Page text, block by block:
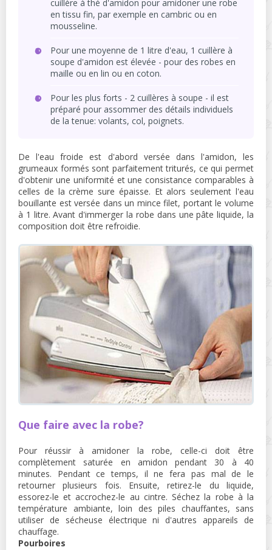
cuillère à thé d'amidon pour amidoner une robe
en tissu fin, par exemple en cambric ou en
mousseline.
Pour une moyenne de 1 litre d'eau, 1 cuillère à
soupe d'amidon est élevée - pour des robes en
maille ou en lin ou en coton.
Pour les plus forts - 2 cuillères à soupe - il est
préparé pour assommer des détails individuels
de la tenue: volants, col, poignets.
De l'eau froide est d'abord versée dans l'amidon, les
grumeaux formés sont parfaitement triturés, ce qui permet
d'obtenir une uniformité et une consistance comparables à
celles de la crème sure épaisse. Et alors seulement l'eau
bouillante est versée dans un mince filet, portant le volume
à 1 litre. Avant d'immerger la robe dans une pâte liquide, la
composition doit être refroidie.
Que faire avec la robe?
Pour réussir à amidoner la robe, celle-ci doit être
complètement saturée en amidon pendant 30 à 40
minutes. Pendant ce temps, il ne fera pas mal de le
retourner plusieurs fois. Ensuite, retirez-le du liquide,
essorez-le et accrochez-le au cintre. Séchez la robe à la
température ambiante, loin des piles chauffantes, sans
utiliser de sécheuse électrique ni d'autres appareils de
chauffage.
Pourboires